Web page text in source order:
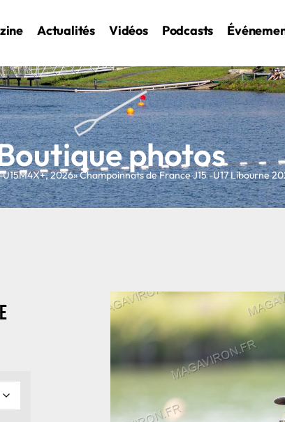
Actualités Vidéos Podcasts
photos
,2026» Champoinnats de France J15 -U17 Libourne